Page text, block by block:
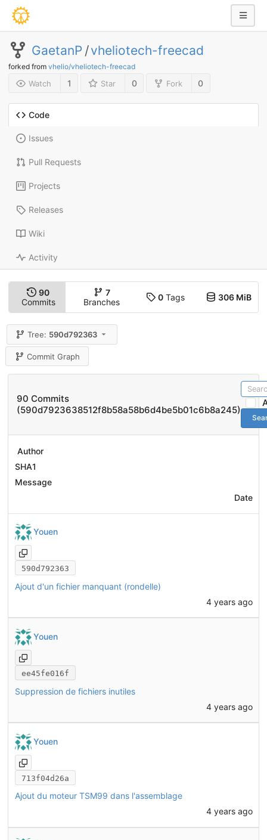
GaetanP /vheliotech-freecad
forked from vhelio/vheliotech-freecad
Watch 1 Star 0 Fork 0
Code
Issues
Pull Requests
Projects
Releases
Wiki
Activity
90
Commits
7
Branches
0Tags 306 MiB
Tree: 590d792363
Commit Graph
90 Commits
(590d7923638512f8b58a58b6d4be5b01c6b8a245)
Author
SHA1
Message
Date
Youen
590d792363
Ajout d'un fichier manquant (rondelle)
4 years ago
Youen
ee45fe016f
Suppression de fichiers inutiles
4 years ago
Youen
713f04d26a
Ajout du moteur TSM99 dans l'assemblage
4 years ago